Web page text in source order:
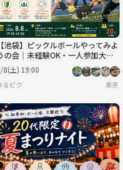
だけでも国際派〜
【池袋】ピックルボールやってみよ
の会｜未経験OK・一人参加大歓
8(土) 19:00
るピク 東京